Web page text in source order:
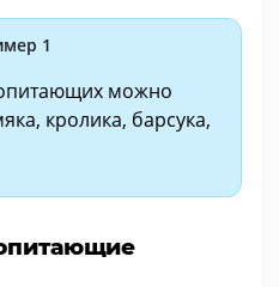
1
можно
кролика, барсука,